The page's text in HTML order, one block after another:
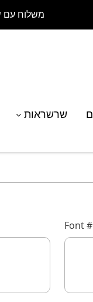
משלוח עם
שרשראות
Font